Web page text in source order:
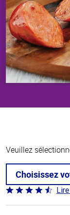
Veuillez
Choisissez
Coté
4.6 sur